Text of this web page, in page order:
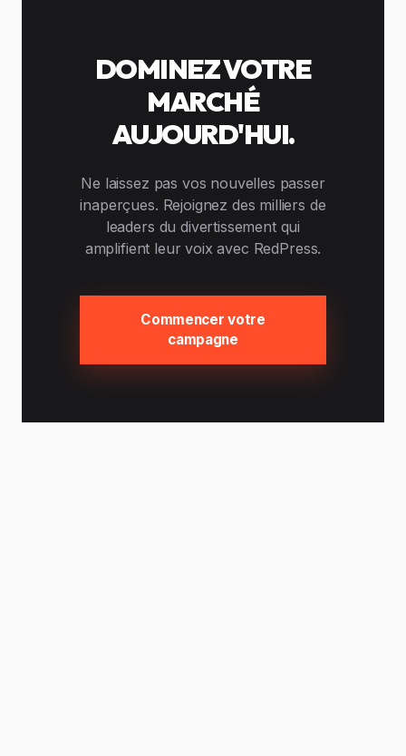
DOMINEZ VOTRE
MARCHÉ
AUJOURD'HUI.
Ne laissez pas vos nouvelles passer
inaperçues. Rejoignez des milliers de
leaders du divertissement qui
amplifient leur voix avec RedPress.
Commencer votre
campagne